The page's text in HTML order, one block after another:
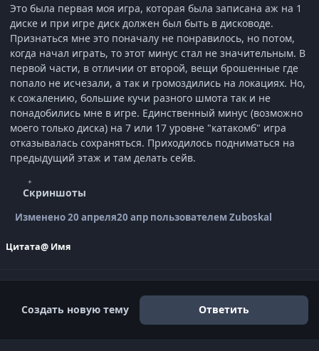
Это была первая моя игра, которая была записана аж на 1
диске и при игре диск должен был быть в дисководе.
Признаться мне это поначалу не понравилось, но потом,
когда начал играть, то этот минус стал не значительным. В
первой части, в отличии от второй, вещи брошенные где
попало не исчезали, а так и громоздились на локациях. Но,
к сожалению, большие кучи разного шмота так и не
понадобились мне в игре. Единственный минус (возможно
моего только диска) на 7 или 17 уровне "катакомб" игра
отказывалась сохраняться. Приходилось подниматься на
предыдущий этаж и там делать сейв.
Скриншоты
Изменено20 апреля20 апрпользователем Zuboskal
Цитата@ Имя
Создать новую тему Ответить